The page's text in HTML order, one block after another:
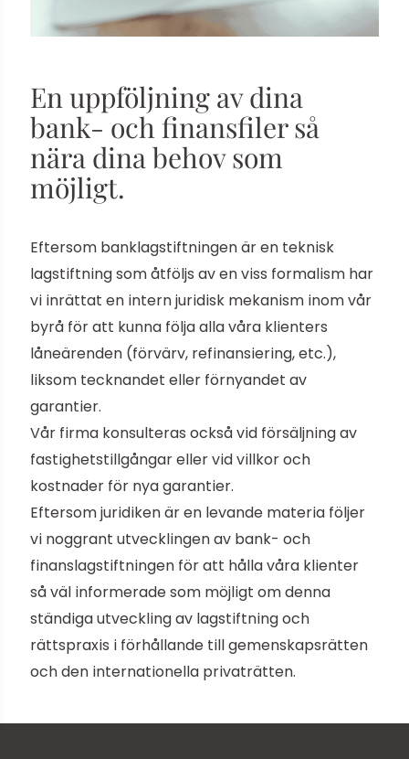
En uppföljning av dina
bank- och finansfiler så
nära dina behov som
möjligt.
Eftersom banklagstiftningen är en teknisk
lagstiftning som åtföljs av en viss formalism har
vi inrättat en intern juridisk mekanism inom vår
byrå för att kunna följa alla våra klienters
låneärenden (förvärv, refinansiering, etc.),
liksom tecknandet eller förnyandet av
garantier.
Vår firma konsulteras också vid försäljning av
fastighetstillgångar eller vid villkor och
kostnader för nya garantier.
Eftersom juridiken är en levande materia följer
vi noggrant utvecklingen av bank- och
finanslagstiftningen för att hålla våra klienter
så väl informerade som möjligt om denna
ständiga utveckling av lagstiftning och
rättspraxis i förhållande till gemenskapsrätten
och den internationella privaträtten.